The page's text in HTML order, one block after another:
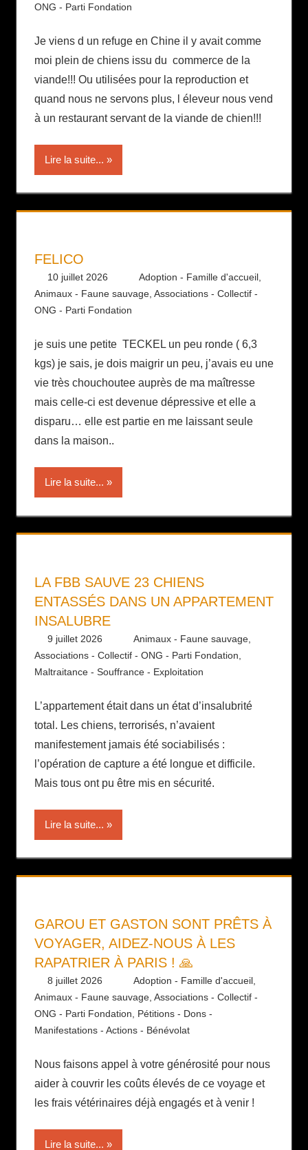
ONG - Parti Fondation
Je viens d un refuge en Chine il y avait comme
moi plein de chiens issu du commerce de la
viande!!! Ou utilisées pour la reproduction et
quand nous ne servons plus, l éleveur nous vend
à un restaurant servant de la viande de chien!!!
Lire la suite...
FELICO
10 juillet 2026 Daniel
Adoption - Famille d'accueil,
Animaux - Faune sauvage, Associations - Collectif -
ONG - Parti Fondation
je suis une petite TECKEL un peu ronde ( 6,3
kgs) je sais, je dois maigrir un peu, j’avais eu une
vie très chouchoutee auprès de ma maîtresse
mais celle-ci est devenue dépressive et elle a
disparu… elle est partie en me laissant seule
dans la maison..
Lire la suite...
LA FBB SAUVE 23 CHIENS
ENTASSÉS DANS UN APPARTEMENT
INSALUBRE​
9 juillet 2026 Daniel
Animaux - Faune sauvage,
Associations - Collectif - ONG - Parti Fondation
Maltraitance - Souffrance - Exploitation
L’appartement était dans un état d’insalubrité
total. Les chiens, terrorisés, n’avaient
manifestement jamais été sociabilisés :
l’opération de capture a été longue et difficile.
Mais tous ont pu être mis en sécurité.
Lire la suite...
GAROU ET GASTON SONT PRÊTS À
VOYAGER, AIDEZ-NOUS À LES
RAPATRIER À PARIS ! 🙏
8 juillet 2026 Daniel
Adoption - Famille d'accueil,
Animaux - Faune sauvage, Associations - Collectif -
ONG - Parti Fondation
Pétitions - Dons -
Manifestations - Actions - Bénévolat
Nous faisons appel à votre générosité pour nous
aider à couvrir les coûts élevés de ce voyage et
les frais vétérinaires déjà engagés et à venir !
Lire la suite...